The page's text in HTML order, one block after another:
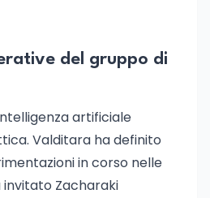
del gruppo di
artificiale
Valditara ha definito
in corso nelle
Zacharaki